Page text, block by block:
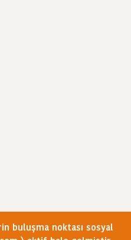
buluşma noktası sosyal